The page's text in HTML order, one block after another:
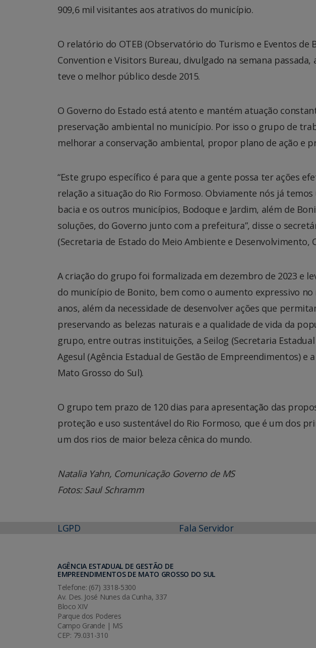
909,6 mil visitantes aos atrativos do município.
O relatório do OTEB (Observatório do Turismo e Eventos de
Convention e Visitors Bureau, divulgado na semana
teve o melhor público desde 2015.
O Governo do Estado está atento e mantém atuação
preservação ambiental no município. Por isso o grupo de
melhorar a conservação ambiental, propor plano de ação e
“Este grupo específico é para que a gente possa ter ações
relação a situação do Rio Formoso. Obviamente nós já
bacia e os outros municípios, Bodoque e Jardim, além de
soluções, do Governo junto com a prefeitura”, disse o
(Secretaria de Estado do Meio Ambiente e Desenvolvimento,
A criação do grupo foi formalizada em dezembro de 2023 e
do município de Bonito, bem como o aumento expressivo
anos, além da necessidade de desenvolver ações que
preservando as belezas naturais e a qualidade de vida da
grupo, entre outras instituições, a Seilog (Secretaria
Agesul (Agência Estadual de Gestão de Empreendimentos) e
Mato Grosso do Sul).
O grupo tem prazo de 120 dias para apresentação das
proteção e uso sustentável do Rio Formoso, que é um dos
um dos rios de maior beleza cênica do mundo.
Natalia Yahn, Comunicação Governo de MS
Fotos: Saul Schramm
LGPD Fala Servidor
AGÊNCIA ESTADUAL DE GESTÃO DE
EMPREENDIMENTOS DE MATO GROSSO DO SUL
Telefone: (67) 3318-5300
Av. Des. José Nunes da Cunha, 337
Bloco XIV
Parque dos Poderes
Campo Grande | MS
CEP: 79.031-310